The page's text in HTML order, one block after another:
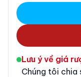
Lưu ý về giá
Chúng tôi chia